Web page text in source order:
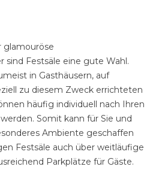
glamouröse
sind Festsäle eine gute Wahl.
in Gasthäusern, auf
zu diesem Zweck errichteten
häufig individuell nach Ihren
Somit kann für Sie und
Ambiente geschaffen
Festsäle auch über weitläufige
Parkplätze für Gäste.